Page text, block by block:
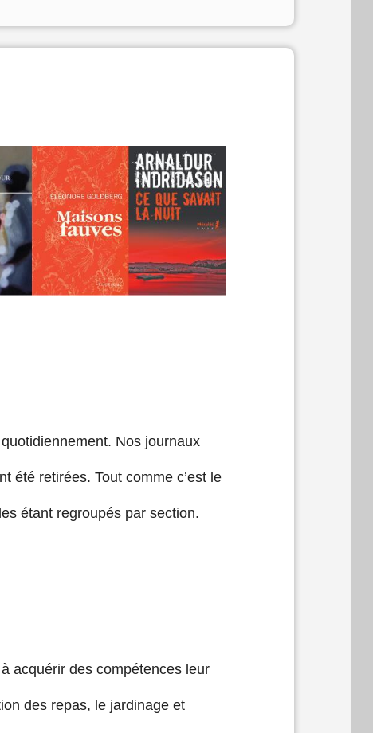
Nos journaux
été retirées. Tout comme c’est le
étant regroupés par section.
acquérir des compétences leur
des repas, le jardinage et